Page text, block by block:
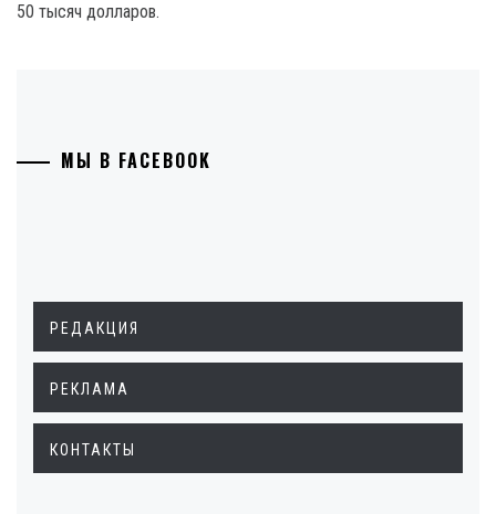
50 тысяч долларов.
МЫ В FACEBOOK
РЕДАКЦИЯ
РЕКЛАМА
КОНТАКТЫ